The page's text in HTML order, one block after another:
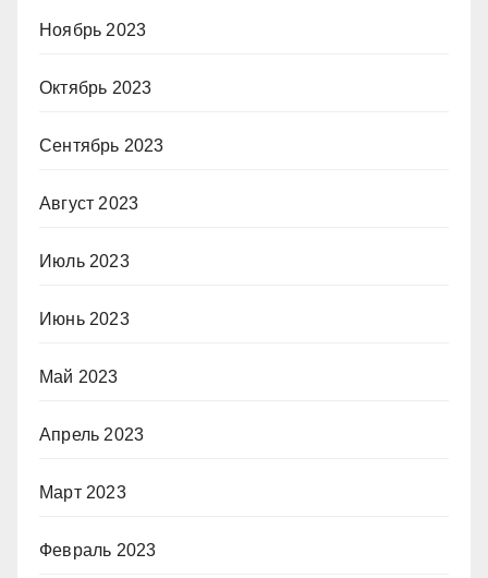
Ноябрь 2023
Октябрь 2023
Сентябрь 2023
Август 2023
Июль 2023
Июнь 2023
Май 2023
Апрель 2023
Март 2023
Февраль 2023